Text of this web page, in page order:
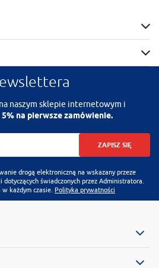
naszym sklepie internetowym i
5% na pierwsze zamówienie.
ZAPISZ SIĘ
drogą elektroniczną na wskazany przeze
świadczonych przez Administratora.
każdym czasie. Polityka prywatności